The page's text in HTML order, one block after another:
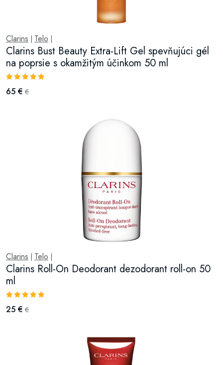
Clarins Telo
Clarins Bust Beauty Extra-Lift Gel spevňujúci gél
na poprsie s okamžitým účinkom 50 ml
65 € €
Clarins Telo
Clarins Roll-On Deodorant dezodorant roll-on 50
ml
25 € €